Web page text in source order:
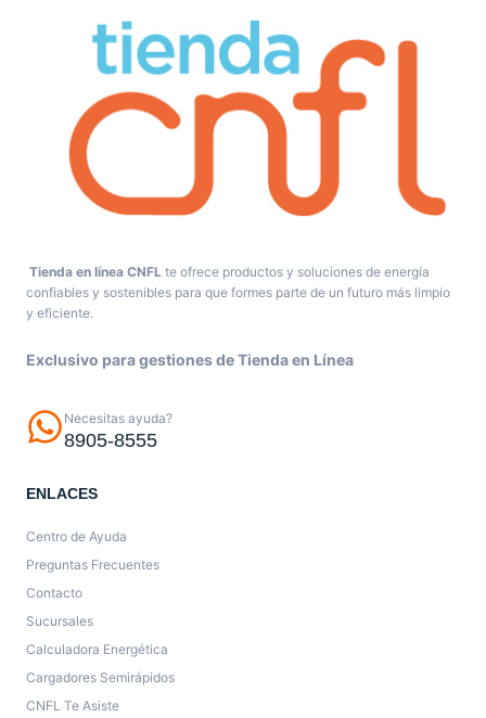
Tienda en línea CNFL te ofrece productos y soluciones de energía
confiables y sostenibles para que formes parte de un futuro más limpio
y eficiente.
Exclusivo para gestiones de Tienda en Línea
Necesitas ayuda?
8905-8555
ENLACES
Centro de Ayuda
Preguntas Frecuentes
Contacto
Sucursales
Calculadora Energética
Cargadores Semirápidos
CNFL Te Asiste